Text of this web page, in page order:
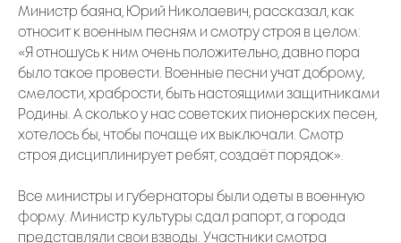
Министр баяна, Юрий Николаевич, рассказал, как
относит к военным песням и смотру строя в целом:
«Я отношусь к ним очень положительно, давно пора
было такое провести. Военные песни учат доброму,
смелости, храбрости, быть настоящими защитниками
Родины. А сколько у нас советских пионерских песен,
хотелось бы, чтобы почаще их выключали. Смотр
строя дисциплинирует ребят, создаёт порядок».
Все министры и губернаторы были одеты в военную
форму. Министр культуры сдал рапорт, а города
представляли свои взводы. Участники смотра